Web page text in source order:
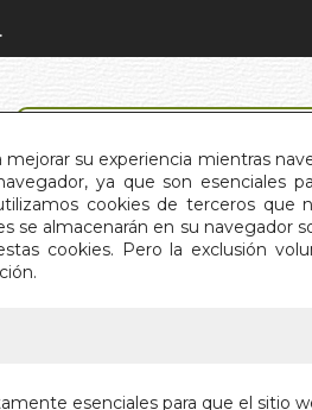
su experiencia mientras
ya que son esenciales
cookies de terceros que
se almacenarán en su navegador
cookies. Pero la exclusión
esenciales para que el sitio
QUIÉNES